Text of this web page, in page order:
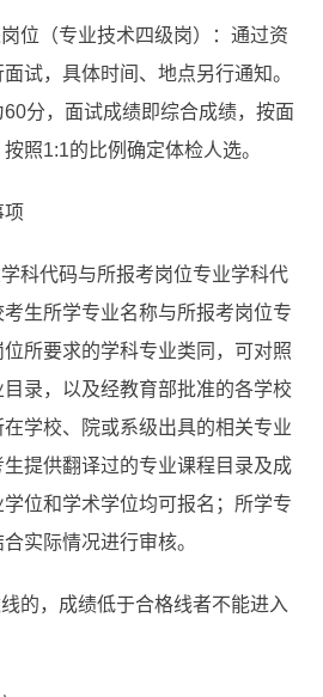
位（专业技术四级岗）：通过资
试，具体时间、地点另行通知。
分，面试成绩即综合成绩，按面
照1:1的比例确定体检人选。
项
科代码与所报考岗位专业学科代
生所学专业名称与所报考岗位专
所要求的学科专业类同，可对照
录，以及经教育部批准的各学校
学校、院或系级出具的相关专业
提供翻译过的专业课程目录及成
位和学术学位均可报名；所学专
实际情况进行审核。
的，成绩低于合格线者不能进入